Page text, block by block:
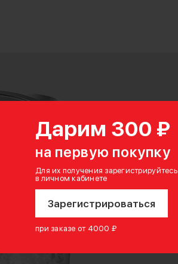
Дарим 300 ₽
на первую покупку
Для их получения зарегистрируйтесь
в личном кабинете
Зарегистрироваться
при заказе от 4000 ₽